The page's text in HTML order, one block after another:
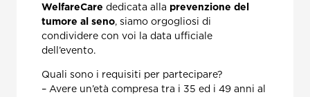
WelfareCare dedicata alla prevenzione del
tumore al seno , siamo orgogliosi di
condividere con voi la data ufficiale
dell’evento.
Quali sono i requisiti per partecipare?
– Avere un’età compresa tra i 35 ed i 49 anni al